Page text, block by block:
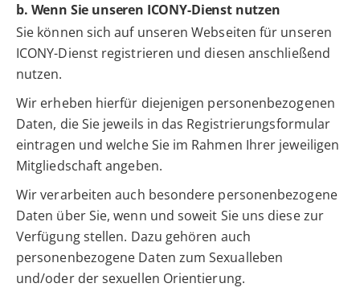
b. Wenn Sie unseren ICONY-Dienst nutzen
Sie können sich auf unseren Webseiten für unseren
ICONY-Dienst registrieren und diesen anschließend
nutzen.
Wir erheben hierfür diejenigen personenbezogenen
Daten, die Sie jeweils in das Registrierungsformular
eintragen und welche Sie im Rahmen Ihrer jeweiligen
Mitgliedschaft angeben.
Wir verarbeiten auch besondere personenbezogene
Daten über Sie, wenn und soweit Sie uns diese zur
Verfügung stellen. Dazu gehören auch
personenbezogene Daten zum Sexualleben
und/oder der sexuellen Orientierung.